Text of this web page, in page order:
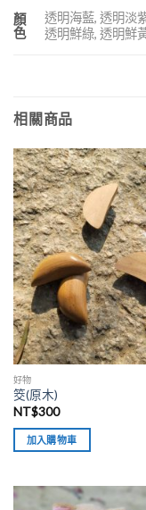
顏
色
透明海藍, 透明淡
透明鮮綠, 透明鮮
相關商品
好物
筊(原木)
NT$300
加入購物車